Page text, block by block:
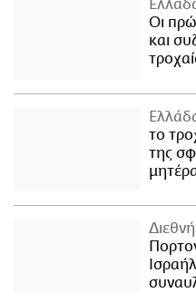
Οι
και
το
της
Διεθνή